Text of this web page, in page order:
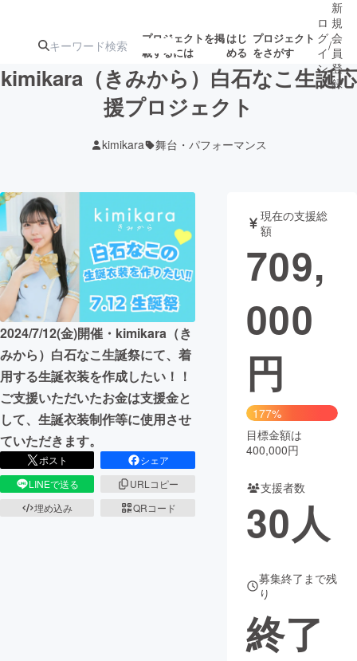
プロジェクトを掲
載するには
はじ
める
プロジェクト
をさがす
ターン
注目の新着プロ
ジェクト
ロジェクト
アート・写真 音楽
テクノロジー・ガジェット ゲーム・サ
映像・映画
ビジネス・起業
まちづくり・地域活性化
CAMPFIRE for Social Good
CAMPFIRE Creation
CAMPFIREふるさと納税
コミュニティ
ロ
グ
イ
ン
/
新
規
会
員
登
録
kimikara（きみから）白石なこ生誕応
援プロジェクト
kimikara 舞台・パフォーマンス
2024/7/12(金)開催・kimikara（き
みから）白石なこ生誕祭にて、着
用する生誕衣装を作成したい！！
ご支援いただいたお金は支援金と
して、生誕衣装制作等に使用させ
ていただきます。
ポスト
シェア
LINEで送る
URLコピー
埋め込み
QRコード
現在の支援総
額
709,
000
円
177%
目標金額は
400,000円
支援者数
30人
募集終了まで残
り
終了